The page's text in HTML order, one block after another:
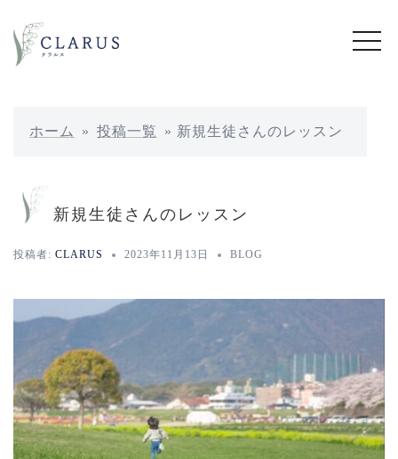
ン
ホーム » 投稿一覧 » 新規生徒さんのレッスン
新規生徒さんのレッスン
投稿者: CLARUS 2023年11月13日 BLOG